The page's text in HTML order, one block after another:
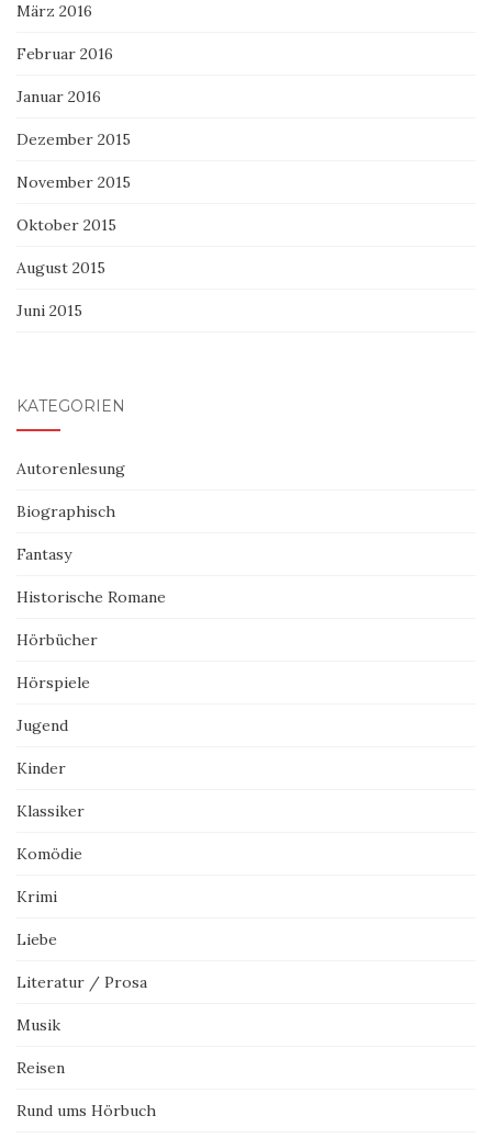
März 2016
Februar 2016
Januar 2016
Dezember 2015
November 2015
Oktober 2015
August 2015
Juni 2015
KATEGORIEN
Autorenlesung
Biographisch
Fantasy
Historische Romane
Hörbücher
Hörspiele
Jugend
Kinder
Klassiker
Komödie
Krimi
Liebe
Literatur / Prosa
Musik
Reisen
Rund ums Hörbuch